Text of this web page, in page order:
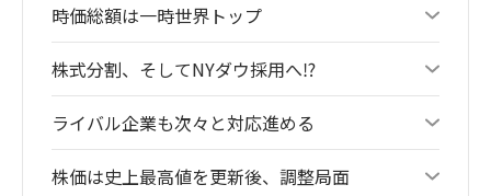
時価総額は一時世界トップ
株式分割、そしてNYダウ採用へ⁉
ライバル企業も次々と対応進める
株価は史上最高値を更新後、調整局面